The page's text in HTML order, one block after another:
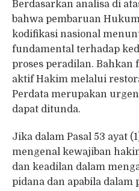
Berdasarkan analisa di
bahwa pembaruan
kodifikasi nasional
fundamental terhadap
proses peradilan. Bahkan
aktif Hakim melalui
Perdata merupakan
dapat ditunda.
Jika dalam Pasal 53 ayat
mengenal kewajiban
dan keadilan dalam
pidana dan apabila dalam